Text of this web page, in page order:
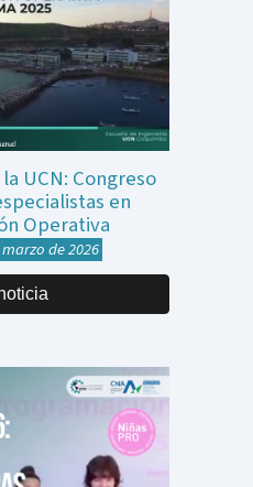
UCN: Congreso
en
Operativa
de 2026